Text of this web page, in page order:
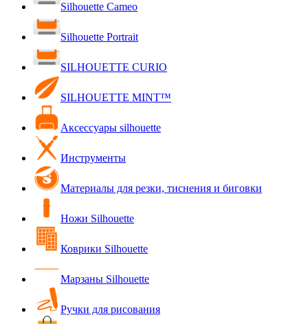
Silhouette Cameo
Silhouette Portrait
SILHOUETTE CURIO
SILHOUETTE MINT™
Аксессуары silhouette
Инструменты
Материалы для резки, тиснения и биговки
Ножи Silhouette
Коврики Silhouette
Марзаны Silhouette
Ручки для рисования